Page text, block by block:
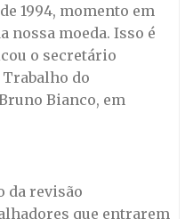
1994, momento em
nossa moeda. Isso é
o secretário
do
Bianco, em
da revisão
que entrarem